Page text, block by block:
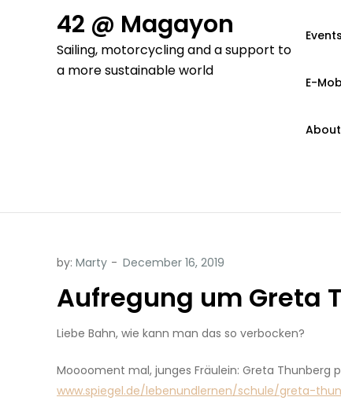
42 @ Magayon
Sailing, motorcycling and a support to
a more sustainable world
Events
E-
by: Marty
Aufregung um Greta
Liebe Bahn, wie kann man das so verbocken?
Mooooment mal, junges Fräulein: Greta Thunberg
www.spiegel.de/lebenundlernen/schule/greta-